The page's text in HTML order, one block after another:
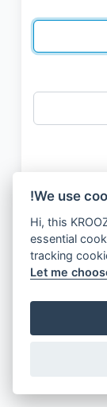
We use
Hi, this KROOZ®
essential
tracking
Let me